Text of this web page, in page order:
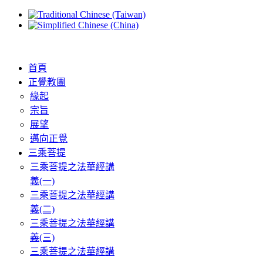
首頁
正覺教團
緣起
宗旨
展望
邁向正覺
三乘菩提
三乘菩提之法華經講
義(一)
三乘菩提之法華經講
義(二)
三乘菩提之法華經講
義(三)
三乘菩提之法華經講